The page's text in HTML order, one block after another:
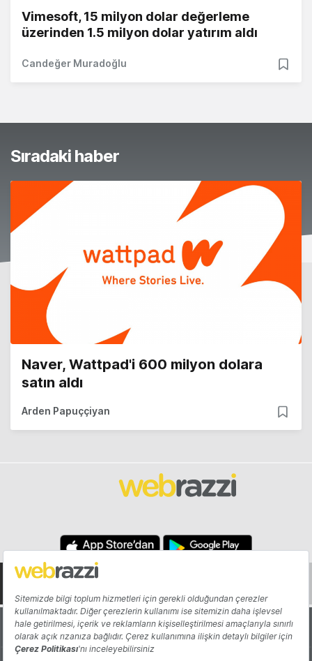
Vimesoft, 15 milyon dolar değerleme
üzerinden 1.5 milyon dolar yatırım aldı
Candeğer Muradoğlu
Sıradaki haber
Naver, Wattpad'i 600 milyon dolara
satın aldı
Arden Papuççiyan
Hakkında Yazarlar